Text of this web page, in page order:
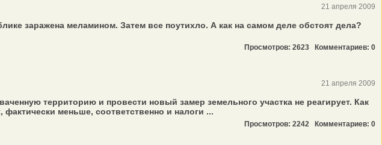
21 апреля 2009
заражена меламином. Затем все поутихло. А как на самом деле обстоят дела?
Просмотров: 2623 Комментариев: 0
21 апреля 2009
территорию и провести новый замер земельного участка не реагирует. Как
меньше, соответственно и налоги ...
Просмотров: 2242 Комментариев: 0